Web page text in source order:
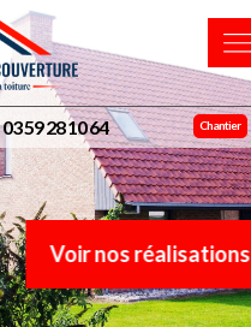
03 59 28 10 64 Chantier
Voir nos réalisations